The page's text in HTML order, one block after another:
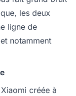
les deux
ligne de
notamment
créée à